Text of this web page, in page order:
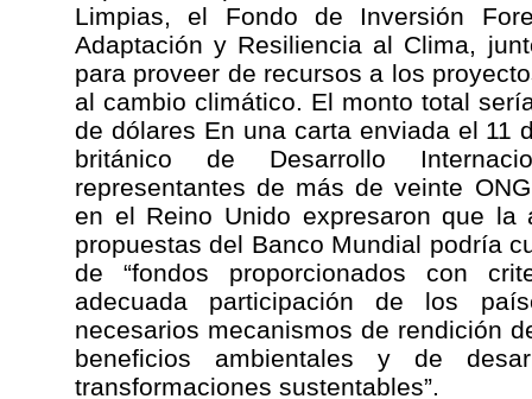
Limpias, el Fondo de Inversión
Adaptación y Resiliencia al Clima,
para proveer de recursos a los
al cambio climático. El monto total
de dólares En una carta enviada el 11
británico de Desarrollo
representantes de más de veinte
en el Reino Unido expresaron que la
propuestas del Banco Mundial podría
de “fondos proporcionados con
adecuada participación de los
necesarios mecanismos de rendición
beneficios ambientales y de
transformaciones sustentables”.